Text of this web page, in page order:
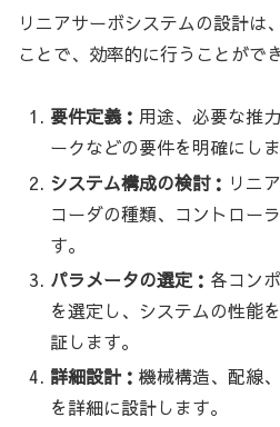
リニアサーボシステムの設計は
ことで、効率的に行うことがで
要件定義： 用途、必要な推
ークなどの要件を明確にしま
システム構成の検討： リニ
コーダの種類、コントロー
す。
パラメータの選定： 各コン
を選定し、システムの性能
証します。
詳細設計：機械構造、配線
を詳細に設計します。